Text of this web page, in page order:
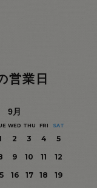
営業日
9月
WED THU FRI SAT
2 3 4
5
9 10 11
12
16 17 18
19